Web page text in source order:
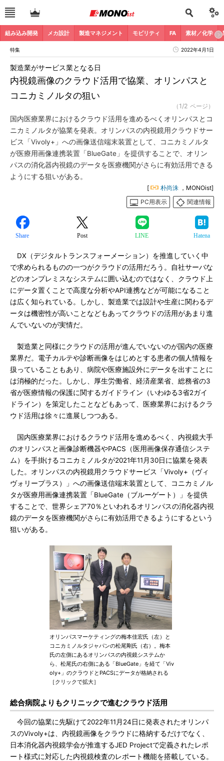
組み込み開発 メカ設計 製造マネジメント モビリティ FA 素材／化学
特集 2022年4月1日
内視鏡画像のクラウド活用で協業、オリンパスと
コニカミノルタの狙い
製造業がサービス業となる日
（1/2 ページ）
国内医療業界におけるクラウド活用を進めるべくオリンパスとコ
ニカミノルタが協業を発表。オリンパスの内視鏡用クラウドサー
ビス「Vivoly+」への画像送信端末装置として、コニカミノルタ
が医療用画像連携装置「BlueGate」を提供することで、オリン
パスの消化器内視鏡のデータを医療機関がさらに有効活用できる
ようにする狙いがある。
[ 朴尚洙 ，MONOist]
PC用表示
関連情報
Share Post LINE Hatena
DX（デジタルトランスフォーメーション）を推進していく中
で求められるものの一つがクラウドの活用だろう。自社サーバな
どのオンプレミスなシステムに囲い込むのではなく、クラウド上
にデータ置くことで高度な分析やAPI連携などが可能になること
は広く知られている。しかし、製造業では設計や生産に関わるデ
ータは機密性が高いことなどもあってクラウドの活用があまり進
んでいないのが実情だ。
製造業と同様にクラウドの活用が進んでいないのが国内の医療
業界だ。電子カルテや診断画像をはじめとする患者の個人情報を
扱っていることもあり、病院や医療施設外にデータを出すことに
は消極的だった。しかし、厚生労働省、経済産業省、総務省の3
省が医療情報の保護に関するガイドライン（いわゆる3省2ガイ
ドライン）を策定したことなどもあって、医療業界におけるクラ
ウド活用は徐々に進展しつつある。
国内医療業界におけるクラウド活用を進めるべく、内視鏡大手
のオリンパスと画像診断機器やPACS（医用画像保存通信システ
ム）を手掛けるコニカミノルタが2021年11月30日に協業を発表
した。オリンパスの内視鏡用クラウドサービス「Vivoly+（ヴィ
ヴォリープラス）」への画像送信端末装置として、コニカミノル
タが医療用画像連携装置「BlueGate（ブルーゲート）」を提供
することで、世界シェア70％といわれるオリンパスの消化器内視
鏡のデータを医療機関がさらに有効活用できるようにするという
狙いがある。
オリンパスマーケティングの梅本佳宏氏（左）と
コニカミノルタジャパンの松尾剛氏（右）。梅本
氏の左側にあるオリンパスの内視鏡システムか
ら、松尾氏の右側にある「BlueGate」を経て「Viv
oly+」のクラウドとPACSにデータが格納される
［クリックで拡大］
総合病院よりもクリニックで進むクラウド活用
今回の協業に先駆けて2022年11月24日に発表されたオリンパ
スのVivoly+は、内視鏡画像をクラウドに格納するだけでなく、
日本消化器内視鏡学会が推進するJED Projectで定義されたレポ
ート様式に対応した内視鏡検査のレポート機能を搭載している。